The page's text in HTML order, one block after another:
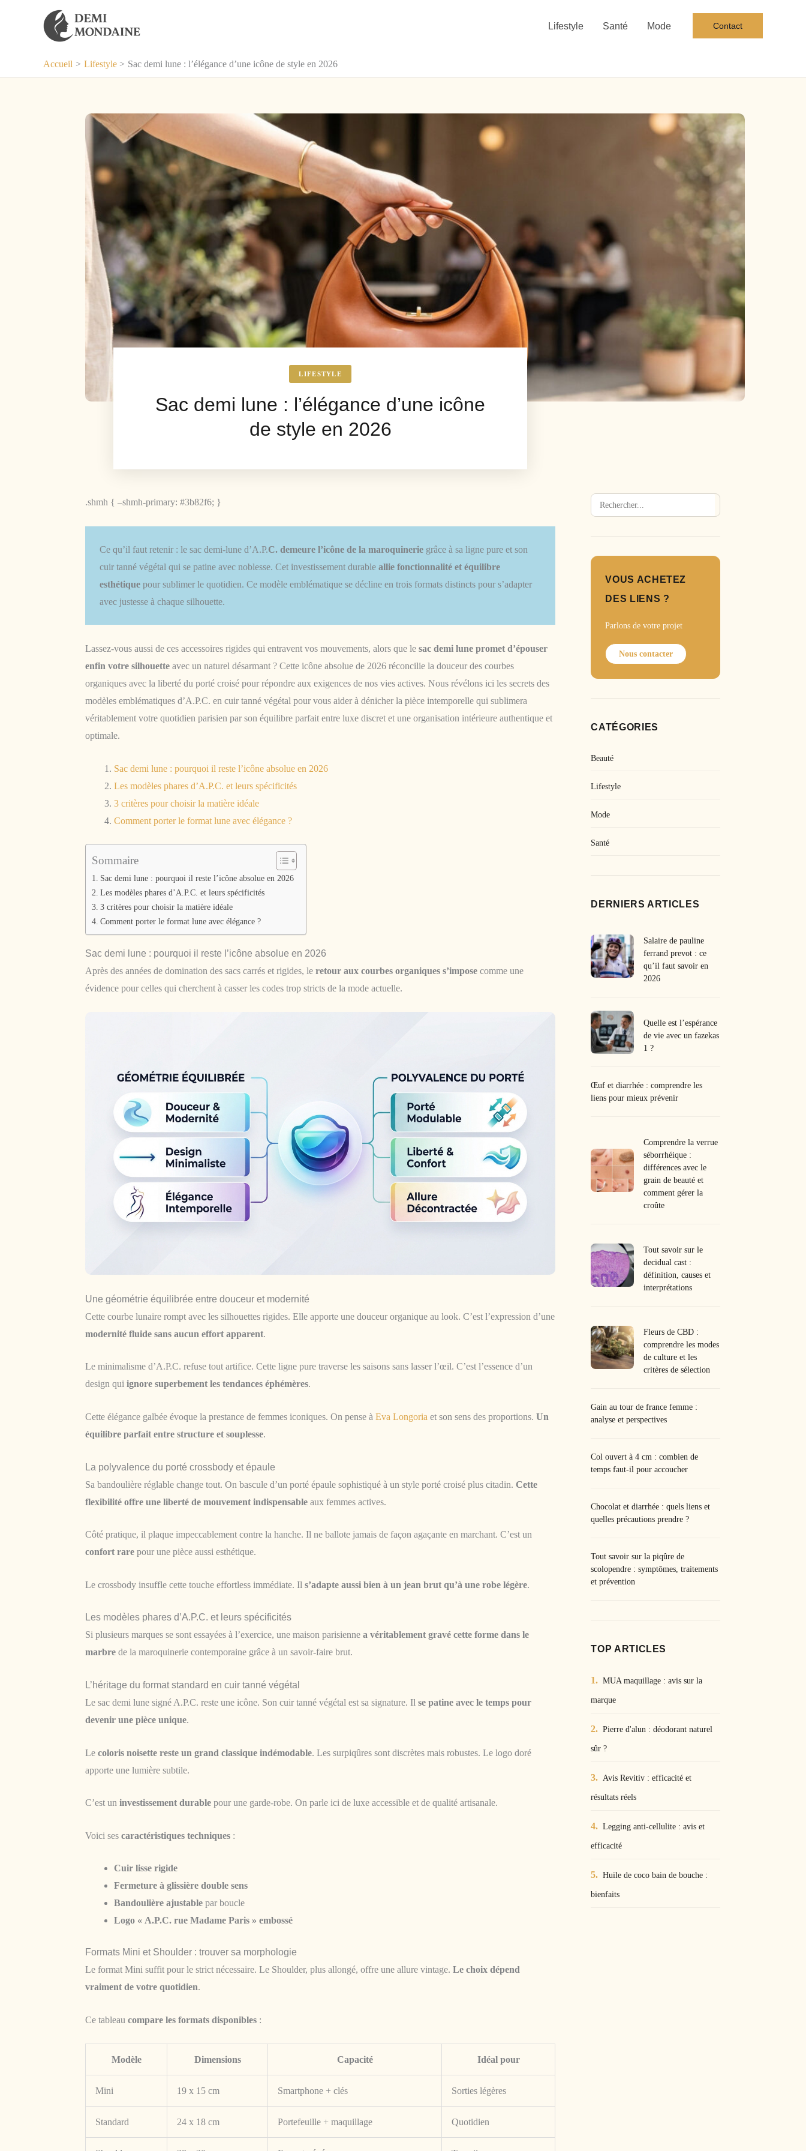
Lifestyle Santé Mode Contact
Accueil Lifestyle Sac demi lune : l’élégance d’une icône de style en 2026
LIFESTYLE
Sac demi lune : l’élégance d’une icône
de style en 2026
.shmh { –shmh-primary: #3b82f6; }
Ce qu’il faut retenir : le sac demi-lune d’A.P.C. demeure l’icône de la maroquinerie grâce à sa ligne pure et son
cuir tanné végétal qui se patine avec noblesse. Cet investissement durable allie fonctionnalité et équilibre
esthétique pour sublimer le quotidien. Ce modèle emblématique se décline en trois formats distincts pour s’adapter
avec justesse à chaque silhouette.
Lassez-vous aussi de ces accessoires rigides qui entravent vos mouvements, alors que le sac demi lune promet d’épouser
enfin votre silhouette avec un naturel désarmant ? Cette icône absolue de 2026 réconcilie la douceur des courbes
organiques avec la liberté du porté croisé pour répondre aux exigences de nos vies actives. Nous révélons ici les secrets des
modèles emblématiques d’A.P.C. en cuir tanné végétal pour vous aider à dénicher la pièce intemporelle qui sublimera
véritablement votre quotidien parisien par son équilibre parfait entre luxe discret et une organisation intérieure authentique et
optimale.
Sac demi lune : pourquoi il reste l’icône absolue en 2026
Les modèles phares d’A.P.C. et leurs spécificités
3 critères pour choisir la matière idéale
Comment porter le format lune avec élégance ?
Sommaire
Sac demi lune : pourquoi il reste l’icône absolue en 2026
Les modèles phares d’A.P.C. et leurs spécificités
3 critères pour choisir la matière idéale
Comment porter le format lune avec élégance ?
Sac demi lune : pourquoi il reste l’icône absolue en 2026
Après des années de domination des sacs carrés et rigides, le retour aux courbes organiques s’impose comme une
évidence pour celles qui cherchent à casser les codes trop stricts de la mode actuelle.
Une géométrie équilibrée entre douceur et modernité
Cette courbe lunaire rompt avec les silhouettes rigides. Elle apporte une douceur organique au look. C’est l’expression d’une
modernité fluide sans aucun effort apparent.
Le minimalisme d’A.P.C. refuse tout artifice. Cette ligne pure traverse les saisons sans lasser l’œil. C’est l’essence d’un
design qui ignore superbement les tendances éphémères.
Cette élégance galbée évoque la prestance de femmes iconiques. On pense à Eva Longoria et son sens des proportions. Un
équilibre parfait entre structure et souplesse.
La polyvalence du porté crossbody et épaule
Sa bandoulière réglable change tout. On bascule d’un porté épaule sophistiqué à un style porté croisé plus citadin. Cette
flexibilité offre une liberté de mouvement indispensable aux femmes actives.
Côté pratique, il plaque impeccablement contre la hanche. Il ne ballote jamais de façon agaçante en marchant. C’est un
confort rare pour une pièce aussi esthétique.
Le crossbody insuffle cette touche effortless immédiate. Il s’adapte aussi bien à un jean brut qu’à une robe légère.
Les modèles phares d’A.P.C. et leurs spécificités
Si plusieurs marques se sont essayées à l’exercice, une maison parisienne a véritablement gravé cette forme dans le
marbre de la maroquinerie contemporaine grâce à un savoir-faire brut.
L’héritage du format standard en cuir tanné végétal
Le sac demi lune signé A.P.C. reste une icône. Son cuir tanné végétal est sa signature. Il se patine avec le temps pour
devenir une pièce unique.
Le coloris noisette reste un grand classique indémodable. Les surpiqûres sont discrètes mais robustes. Le logo doré
apporte une lumière subtile.
C’est un investissement durable pour une garde-robe. On parle ici de luxe accessible et de qualité artisanale.
Voici ses caractéristiques techniques :
Cuir lisse rigide
Fermeture à glissière double sens
Bandoulière ajustable par boucle
Logo « A.P.C. rue Madame Paris » embossé
Formats Mini et Shoulder : trouver sa morphologie
Le format Mini suffit pour le strict nécessaire. Le Shoulder, plus allongé, offre une allure vintage. Le choix dépend
vraiment de votre quotidien.
Ce tableau compare les formats disponibles :
Modèle Dimensions Capacité Idéal pour
Mini 19 x 15 cm Smartphone + clés Sorties légères
Standard 24 x 18 cm Portefeuille + maquillage Quotidien
Rechercher
VOUS ACHETEZ
DES LIENS ?
Parlons de votre projet
Nous contacter
CATÉGORIES
Beauté
Lifestyle
Mode
Santé
DERNIERS ARTICLES
Salaire de pauline
ferrand prevot : ce
qu’il faut savoir en
2026
Quelle est l’espérance
de vie avec un fazekas
1 ?
Œuf et diarrhée : comprendre les
liens pour mieux prévenir
Comprendre la verrue
séborrhéique :
différences avec le
grain de beauté et
comment gérer la
croûte
Tout savoir sur le
decidual cast :
définition, causes et
interprétations
Fleurs de CBD :
comprendre les modes
de culture et les
critères de sélection
Gain au tour de france femme :
analyse et perspectives
Col ouvert à 4 cm : combien de
temps faut-il pour accoucher
Chocolat et diarrhée : quels liens et
quelles précautions prendre ?
Tout savoir sur la piqûre de
scolopendre : symptômes, traitements
et prévention
TOP ARTICLES
MUA maquillage : avis sur la
marque
Pierre d'alun : déodorant naturel
sûr ?
Avis Revitiv : efficacité et
résultats réels
Legging anti-cellulite : avis et
efficacité
Huile de coco bain de bouche :
bienfaits